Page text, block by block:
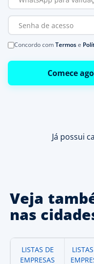
Concordo comTermose
Comece
Já possui
Veja
nas
LISTAS DE
EMPRESAS